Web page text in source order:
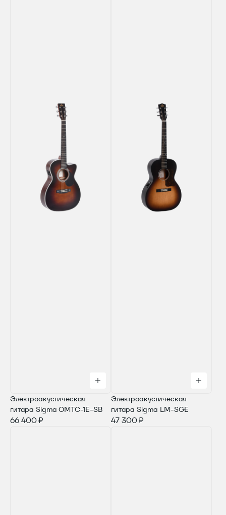
Электроакустическая
гитара Sigma OMTC-1E-SB
66 400 ₽
Электроакустическая
гитара Sigma LM-SGE
47 300 ₽